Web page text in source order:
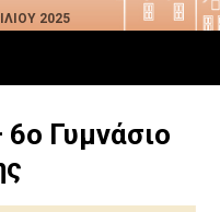
2025
Γυμνάσιο